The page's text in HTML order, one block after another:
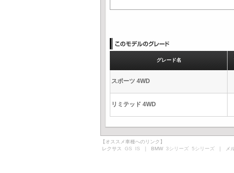
グレード名
スポーツ 4WD
リミテッド 4WD
【オススメ車種へのリンク】
レクサス GS IS ｜ BMW 3シリーズ 5シリーズ ｜ メ